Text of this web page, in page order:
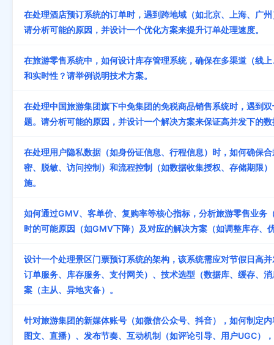
在处理酒店预订系统的订单时，遇到跨地域（如北京、上海、广
请分析可能的原因，并设计一个优化方案来提升订单处理速度。
在旅游零售系统中，如何设计库存管理系统，确保在多渠道（线
和实时性？请举例说明技术方案。
在处理中国旅游集团旗下中免集团的免税商品销售系统时，遇到
题。请分析可能的原因，并设计一个解决方案来保证高并发下的
在处理用户隐私数据（如身份证信息、行程信息）时，如何确保
密、脱敏、访问控制）和流程控制（如数据收集授权、存储期限
施。
如何通过GMV、客单价、复购率等核心指标，分析旅游零售业务
时的可能原因（如GMV下降）及对应的解决方案（如调整库存、
设计一个处理景区门票预订系统的架构，该系统需应对节假日高
订单服务、库存服务、支付网关）、技术选型（数据库、缓存、
案（主从、异地灾备）。
针对旅游集团的新媒体账号（如微信公众号、抖音），如何制定
图文、直播）、发布节奏、互动机制（如评论引导、用户UGC）